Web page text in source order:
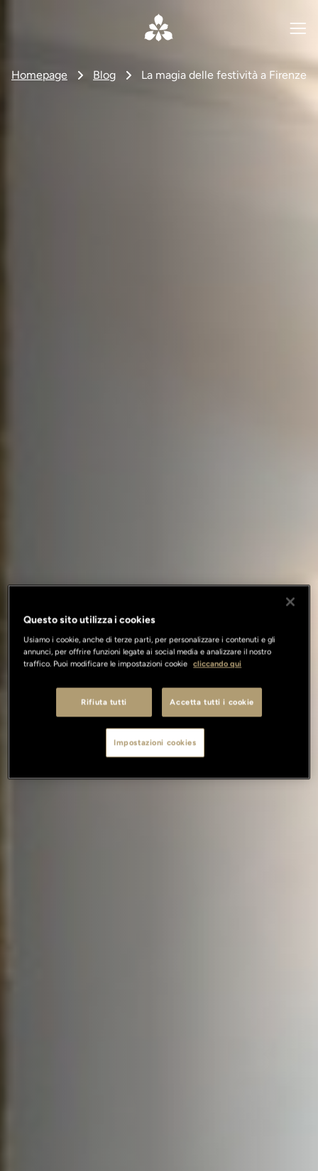
Homepage Blog La magia delle festività a Firenze
Questo sito utilizza i cookies
Usiamo i cookie, anche di terze parti, per personalizzare i contenuti e gli
annunci, per offrire funzioni legate ai social media e analizzare il nostro
traffico. Puoi modificare le impostazioni cookie cliccando qui
Rifiuta tutti Accetta tutti i cookie
Impostazioni cookies